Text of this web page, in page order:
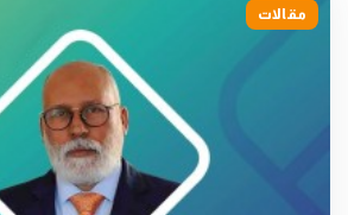
مقالات